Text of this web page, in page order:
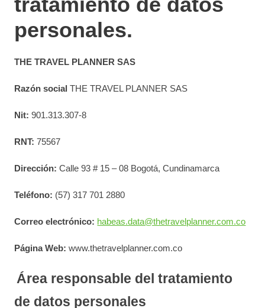
personales.
THE TRAVEL PLANNER SAS
Razón social THE TRAVEL PLANNER SAS
Nit:901.313.307-8
RNT:75567
Dirección: Calle 93 # 15 – 08 Bogotá, Cundinamarca
Teléfono: (57) 317 701 2880
Correo electrónico: habeas.data@thetravelplanner.com.co
Página Web: www.thetravelplanner.com.co
Área responsable del tratamiento
de datos personales